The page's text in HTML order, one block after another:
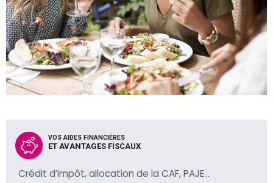
VOS AIDES FINANCIÈRES
ET AVANTAGES FISCAUX
Crédit d’impôt, allocation de la CAF, PAJE…